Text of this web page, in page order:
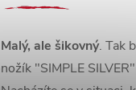
Malý, ale šikovný. Tak
nožík "SIMPLE SILVER"